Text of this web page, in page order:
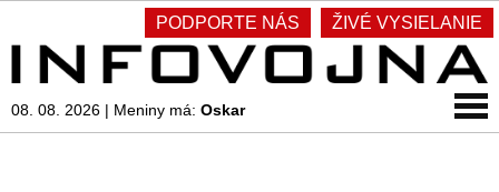
PODPORTE NÁS ŽIVÉ VYSIELANIE
08. 08. 2026 | Meniny má: Oskar